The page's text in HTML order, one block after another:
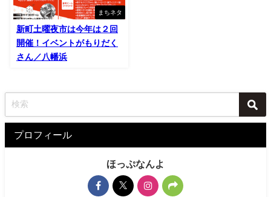
まちネタ
新町土曜夜市は今年は２回
開催！イベントがもりだく
さん／八幡浜
プロフィール
ほっぷなんよ